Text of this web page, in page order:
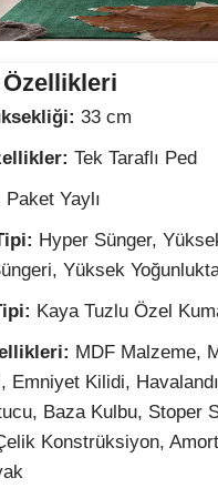
Özellikleri
33 cm
Tek Taraflı Ped
Paket Yaylı
Hyper Sünger,
Yüksek
Kaya Tuzlu Özel
MDF Malzeme,
Emniyet Kilidi,
Baza Kulbu, Stoper
Konstrüksiyon,